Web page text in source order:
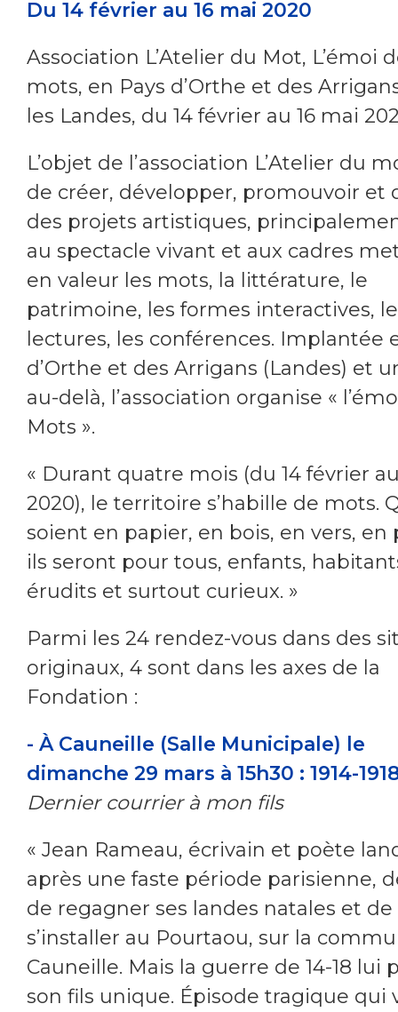
Du 14 février au 16 mai 2020
Association L’Atelier du Mot, L’émoi
mots, en Pays d’Orthe et des
les Landes, du 14 février au 16 mai
L’objet de l’association L’Atelier du
de créer, développer, promouvoir et
des projets artistiques,
au spectacle vivant et aux cadres
en valeur les mots, la littérature, le
patrimoine, les formes interactives,
lectures, les conférences. Implantée
d’Orthe et des Arrigans (Landes) et
au-delà, l’association organise «
Mots ».
« Durant quatre mois (du 14 février
2020), le territoire s’habille de mots.
soient en papier, en bois, en vers, en
ils seront pour tous, enfants,
érudits et surtout curieux. »
Parmi les 24 rendez-vous dans des
originaux, 4 sont dans les axes de la
Fondation :
- À Cauneille (Salle Municipale) le
dimanche 29 mars à 15h30 : 1914-
Dernier courrier à mon fils
« Jean Rameau, écrivain et poète
après une faste période parisienne,
de regagner ses landes natales et de
s’installer au Pourtaou, sur la
Cauneille. Mais la guerre de 14-18 lui
son fils unique. Épisode tragique qui